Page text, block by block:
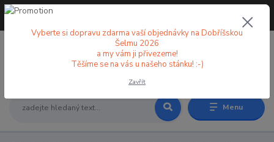
Menu
+420 773 998 582
Vyberte si dopravu zdarma vaší objednávky na Dobříšskou
Šelmu 2026
a my vám ji přivezeme!
Těšíme se na vás u našeho stánku! :-)
Zavřít